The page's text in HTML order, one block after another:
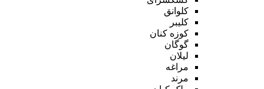
کلوانق
کلیبر
کوزه کنان
گوگان
لیلان
مراغه
مرند